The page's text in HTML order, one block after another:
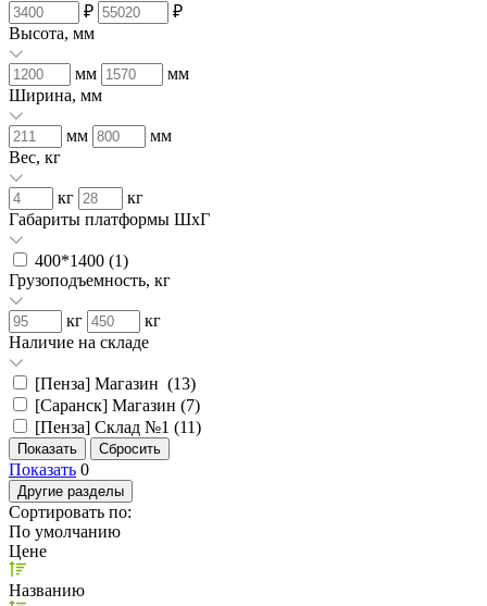
₽
₽
Высота, мм
мм
мм
Ширина, мм
мм
мм
Вес, кг
кг
кг
Габариты платформы ШxГ
400*1400 (1)
Грузоподъемность, кг
кг
кг
Наличие на складе
[Пенза] Магазин (13)
[Саранск] Магазин (7)
[Пенза] Склад №1 (11)
Показать 0
Другие разделы
Сортировать по:
По умолчанию
Цене
Названию